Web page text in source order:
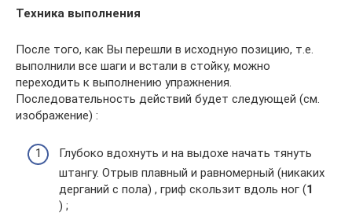
Техника выполнения
После того, как Вы перешли в исходную позицию, т.е.
выполнили все шаги и встали в стойку, можно
переходить к выполнению упражнения.
Последовательность действий будет следующей (см.
изображение) :
Глубоко вдохнуть и на выдохе начать тянуть
штангу. Отрыв плавный и равномерный (никаких
дерганий с пола) , гриф скользит вдоль ног (1
) ;